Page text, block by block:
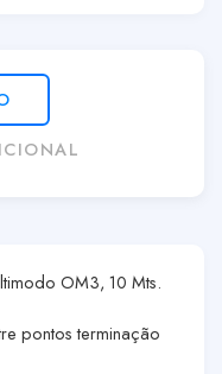
OM3, 10 Mts.
pontos terminação